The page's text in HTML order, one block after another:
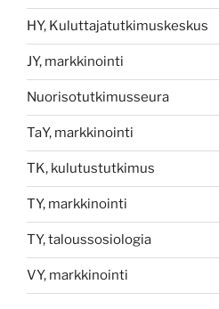
HY, Kuluttajatutkimuskeskus
JY, markkinointi
Nuorisotutkimusseura
TaY, markkinointi
TK, kulutustutkimus
TY, markkinointi
TY, taloussosiologia
VY, markkinointi